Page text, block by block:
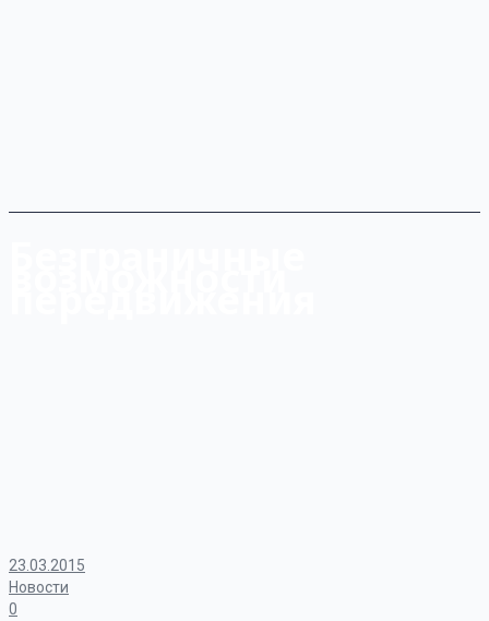
23.03.2015
Новости
0